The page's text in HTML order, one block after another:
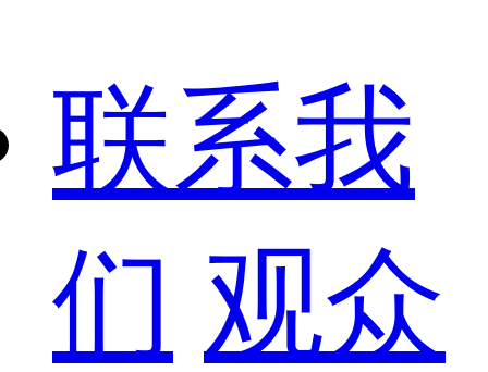
联系我
们 观众